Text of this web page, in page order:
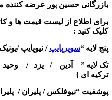
بازرگانی حسین پور عرضه کننده
برای اطلاع از لیست قیمت ها و
کلیک کنید :
پنج لایه “سوپرپایپ / نیوپایپ /
تک لایه ” آدین / یزد / وحید /
ترکیه ای }
پوشفیت “نیوفلکس / پلیران /